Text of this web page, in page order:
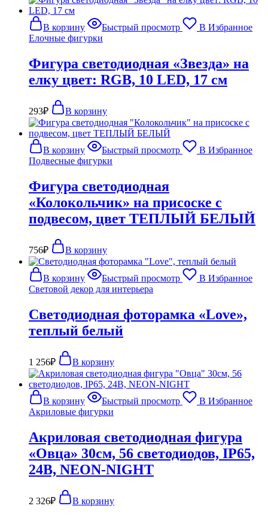
В корзину Быстрый просмотр
В Избранное
Елочные фигурки
Фигура светодиодная «Звезда» на
елку цвет: RGB, 10 LED, 17 см
293₽ В корзину
В корзину Быстрый просмотр
В Избранное
Подвесные фигурки
Фигура светодиодная
«Колокольчик» на присоске с
подвесом, цвет ТЕПЛЫЙ БЕЛЫЙ
756₽ В корзину
В корзину Быстрый просмотр
В Избранное
Световой декор для интерьера
Светодиодная фоторамка «Love»,
теплый белый
1 256₽ В корзину
В корзину Быстрый просмотр
В Избранное
Акриловые фигурки
Акриловая светодиодная фигура
«Овца» 30см, 56 светодиодов, IP65,
24В, NEON-NIGHT
2 326₽ В корзину